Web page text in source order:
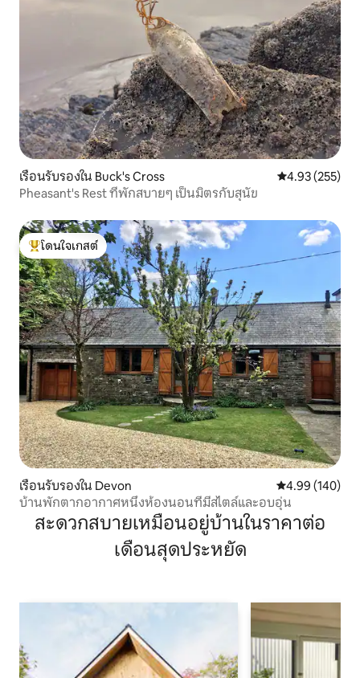
เรือนรับรองใน Buck's Cross คะแนนเฉลี่ย
4.93 (255)
Pheasant's Rest ที่พักสบายๆ เป็นมิตรกับสุนัข
โดนใจเกสต์ที่สุด
โดนใจเกสต์
เรือนรับรองใน Devon คะแนนเฉลี่ย
4.99 (140)
บ้านพักตากอากาศหนึ่งห้องนอนที่มีสไตล์และอบอุ่น
สะดวกสบายเหมือนอยู่บ้านในราคาต่อ
เดือนสุดประหยัด